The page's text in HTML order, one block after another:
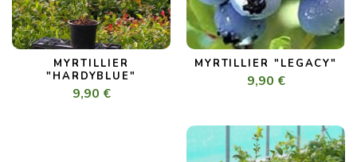
MYRTILLIER
"HARDYBLUE"
9,90 €
MYRTILLIER "LEGACY"
9,90 €